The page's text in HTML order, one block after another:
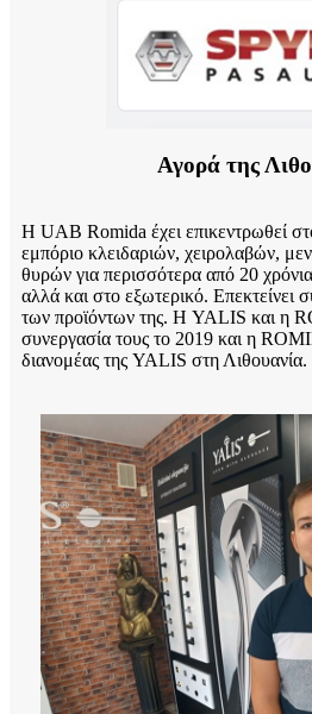
Αγορά της
Η UAB Romida έχει επικεντρωθεί
εμπόριο κλειδαριών, χειρολαβών,
θυρών για περισσότερα από 20
αλλά και στο εξωτερικό. Επεκτείνει
των προϊόντων της. Η YALIS και η
συνεργασία τους το 2019 και η
διανομέας της YALIS στη Λιθουανία.